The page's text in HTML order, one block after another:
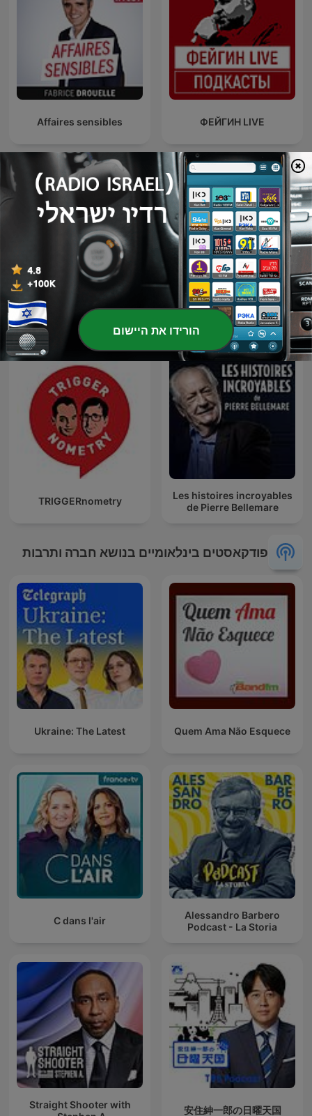
ФЕЙГИН LIVE
Affaires sensibles
LEGEND
Alsace Story - Chronique
France Bleu Alsace
Les histoires incroyables
de Pierre Bellemare
TRIGGERnometry
פודקאסטים בינלאומיים בנושא חברה ותרבות
Quem Ama Não Esquece
Ukraine: The Latest
Alessandro Barbero
Podcast - La Storia
C dans l'air
安住紳一郎の日曜天国
Straight Shooter with
הורידו את היישום